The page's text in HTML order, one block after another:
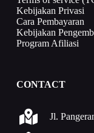
Kebijakan Privasi
Cara Pembayaran
Kebijakan
Program Afiliasi
CONTACT
Jl.